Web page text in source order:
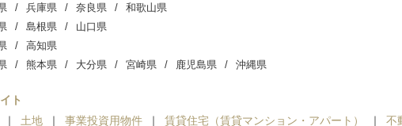
兵庫県 奈良県 和歌山県
島根県 山口県
高知県
熊本県 大分県 宮崎県 鹿児島県 沖縄県
ト
土地 事業投資用物件 賃貸住宅（賃貸マンション・アパート） 不